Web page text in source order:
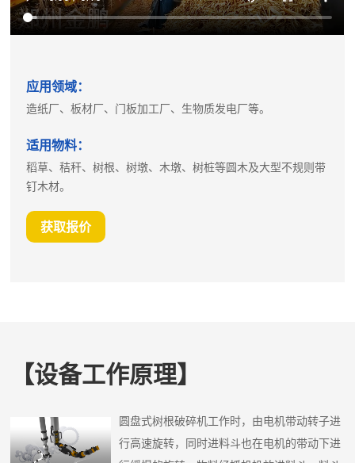
应用领域：
造纸厂、板材厂、门板加工厂、生物质发电厂等。
适用物料：
稻草、秸秆、树根、树墩、木墩、树桩等圆木及大型不规则带
钉木材。
获取报价
【设备工作原理】
圆盘式树根破碎机工作时，由电机带动转子进
行高速旋转，同时进料斗也在电机的带动下进